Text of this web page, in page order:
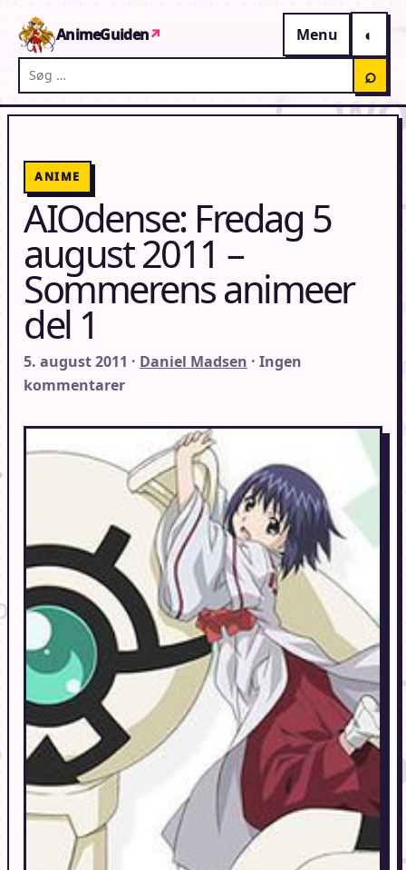
AnimeGuiden↗
Menu
Søg på AnimeGuiden
⌕
ANIME
AIOdense: Fredag 5
august 2011 –
Sommerens animeer
del 1
5. august 2011 · Daniel Madsen · Ingen
kommentarer